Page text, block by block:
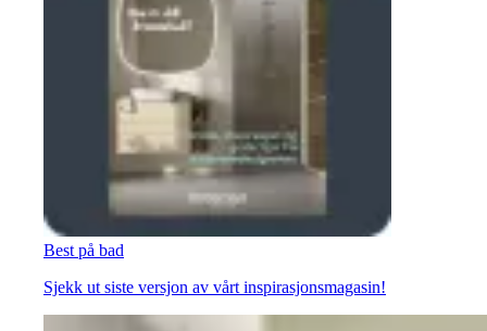
Best på bad
Sjekk ut siste versjon av vårt inspirasjonsmagasin!